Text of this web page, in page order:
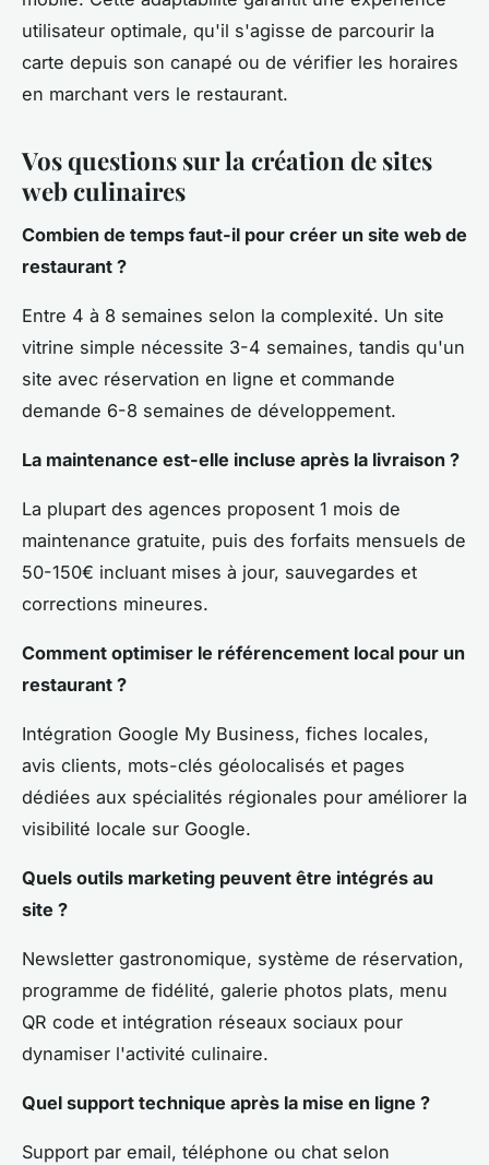
utilisateur optimale, qu'il s'agisse de parcourir la
carte depuis son canapé ou de vérifier les horaires
en marchant vers le restaurant.
Vos questions sur la création de sites
web culinaires
Combien de temps faut-il pour créer un site web de
restaurant ?
Entre 4 à 8 semaines selon la complexité. Un site
vitrine simple nécessite 3-4 semaines, tandis qu'un
site avec réservation en ligne et commande
demande 6-8 semaines de développement.
La maintenance est-elle incluse après la livraison ?
La plupart des agences proposent 1 mois de
maintenance gratuite, puis des forfaits mensuels de
50-150€ incluant mises à jour, sauvegardes et
corrections mineures.
Comment optimiser le référencement local pour un
restaurant ?
Intégration Google My Business, fiches locales,
avis clients, mots-clés géolocalisés et pages
dédiées aux spécialités régionales pour améliorer la
visibilité locale sur Google.
Quels outils marketing peuvent être intégrés au
site ?
Newsletter gastronomique, système de réservation,
programme de fidélité, galerie photos plats, menu
QR code et intégration réseaux sociaux pour
dynamiser l'activité culinaire.
Quel support technique après la mise en ligne ?
Support par email, téléphone ou chat selon